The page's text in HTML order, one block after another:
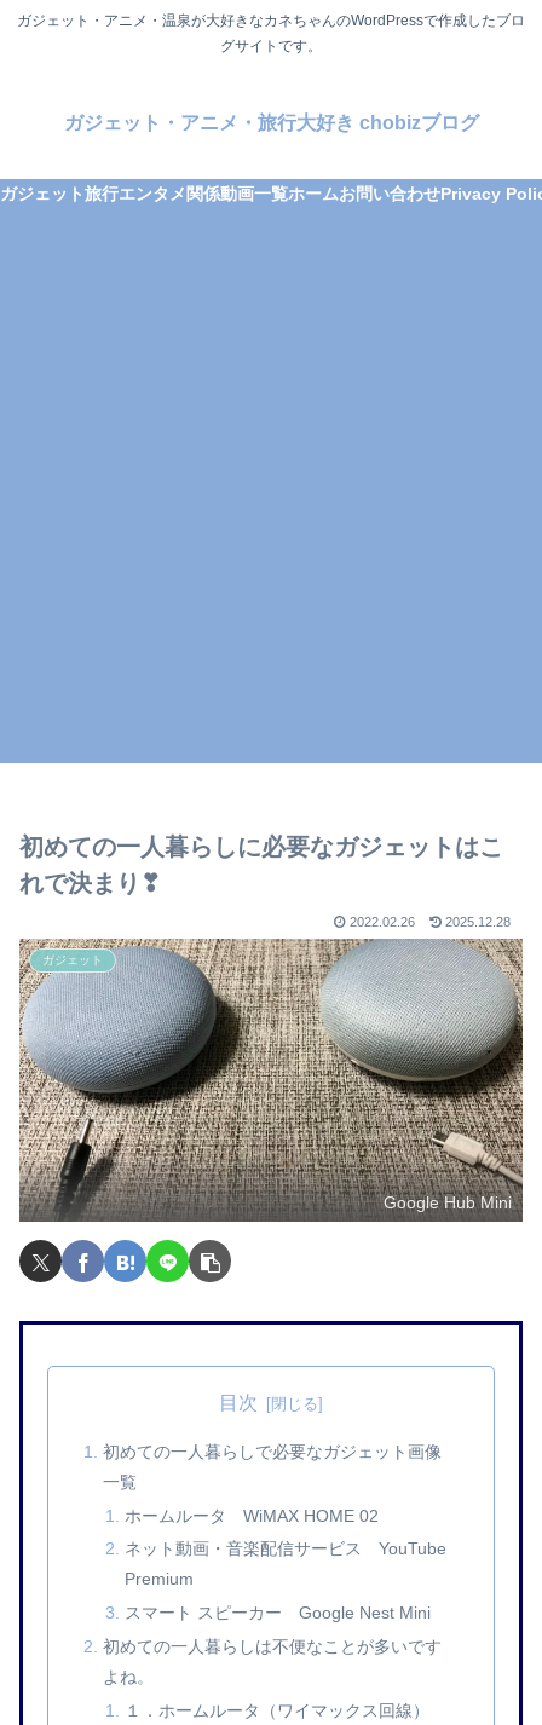
ガジェット・アニメ・温泉が大好きなカネちゃんのWordPressで作成したブロ
グサイトです。
ガジェット・アニメ・旅行大好き chobizブログ
ガジェット旅行エンタメ関係動画一覧ホームお問い合わせPrivacy
初めての一人暮らしに必要なガジェットはこ
れで決まり❣
2022.02.26 2025.12.28
ガジェット
Google Hub Mini
目次
初めての一人暮らしで必要なガジェット画像
一覧
ホームルータ WiMAX HOME 02
ネット動画・音楽配信サービス YouTube
Premium
スマート スピーカー Google Nest Mini
初めての一人暮らしは不便なことが多いです
よね。
１．ホームルータ（ワイマックス回線）